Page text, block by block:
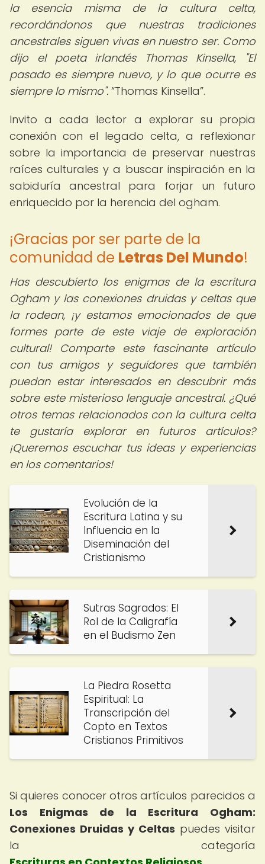
la esencia misma de la cultura celta,
recordándonos que nuestras tradiciones
ancestrales siguen vivas en nuestro ser. Como
dijo el poeta irlandés Thomas Kinsella, "El
pasado es siempre nuevo, y lo que ocurre es
siempre lo mismo". Thomas Kinsella .
Invito a cada lector a explorar su propia
conexión con el legado celta, a reflexionar
sobre la importancia de preservar nuestras
raíces culturales y a buscar inspiración en la
sabiduría ancestral para forjar un futuro
enriquecido por la herencia del ogham.
¡Gracias por ser parte de la
comunidad de Letras Del Mundo!
Has descubierto los enigmas de la escritura
Ogham y las conexiones druidas y celtas que
la rodean, ¡y estamos emocionados de que
formes parte de este viaje de exploración
cultural! Comparte este fascinante artículo
con tus amigos y seguidores que también
puedan estar interesados en descubrir más
sobre este misterioso lenguaje ancestral. ¿Qué
otros temas relacionados con la cultura celta
te gustaría explorar en futuros artículos?
¡Queremos escuchar tus ideas y experiencias
en los comentarios!
Evolución de la
Escritura Latina y su
Influencia en la
Diseminación del
Cristianismo
Sutras Sagrados: El
Rol de la Caligrafía
en el Budismo Zen
La Piedra Rosetta
Espiritual: La
Transcripción del
Copto en Textos
Cristianos Primitivos
Si quieres conocer otros artículos parecidos a
Los Enigmas de la Escritura Ogham:
Conexiones Druidas y Celtas puedes visitar
la categoría